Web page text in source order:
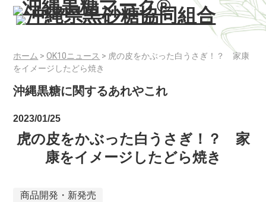
ホーム > OK10ニュース > 虎の皮をかぶった白うさぎ！？ 家康
をイメージしたどら焼き
沖縄黒糖に関するあれやこれ
2023/01/25
虎の皮をかぶった白うさぎ！？ 家
康をイメージしたどら焼き
商品開発・新発売